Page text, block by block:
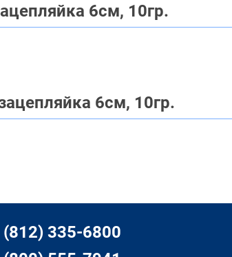
6см, 10гр.
6см, 10гр.
(812) 335-6800